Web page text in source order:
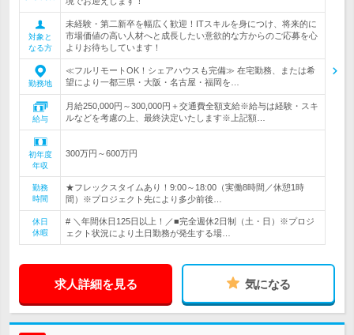
対象と
なる方
未経験・第二新卒を幅広く歓迎！ITスキルを身につけ、将来的に
市場価値の高い人材へと成長したい意欲的な方からのご応募を心
よりお待ちしています！
勤務地
≪フルリモートOK！シェアハウスも完備≫ 在宅勤務、または希
望により一都三県・大阪・名古屋・福岡を…
給与
月給250,000円～300,000円＋交通費全額支給※給与は経験・スキ
ルなどを考慮の上、最終決定いたします※上記額…
初年度
年収
300万円～600万円
勤務
時間
★フレックスタイムあり！9:00～18:00（実働8時間／休憩1時
間）※プロジェクト先により多少前後…
休日
休暇
# ＼年間休日125日以上！／■完全週休2日制（土・日）※プロジ
ェクト状況により土日勤務が発生する場…
求人詳細を見る 気になる